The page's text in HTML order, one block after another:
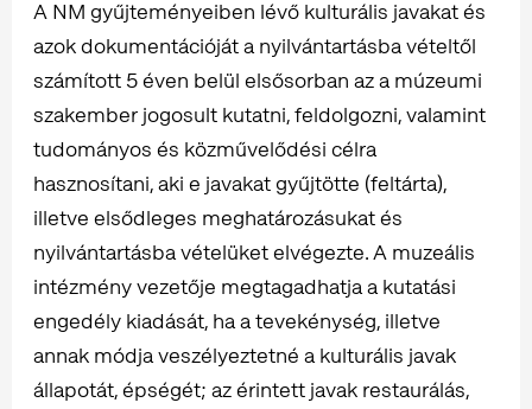
A NM gyűjteményeiben lévő kulturális javakat és
azok dokumentációját a nyilvántartásba vételtől
számított 5 éven belül elsősorban az a múzeumi
szakember jogosult kutatni, feldolgozni, valamint
tudományos és közművelődési célra
hasznosítani, aki e javakat gyűjtötte (feltárta),
illetve elsődleges meghatározásukat és
nyilvántartásba vételüket elvégezte. A muzeális
intézmény vezetője megtagadhatja a kutatási
engedély kiadását, ha a tevekénység, illetve
annak módja veszélyeztetné a kulturális javak
állapotát, épségét; az érintett javak restaurálás,